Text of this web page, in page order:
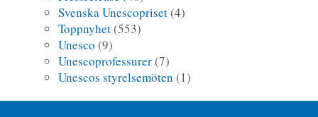
Svenska Unescopriset(4)
Toppnyhet(553)
Unesco (9)
Unescoprofessurer(7)
Unescos styrelsemöten (1)